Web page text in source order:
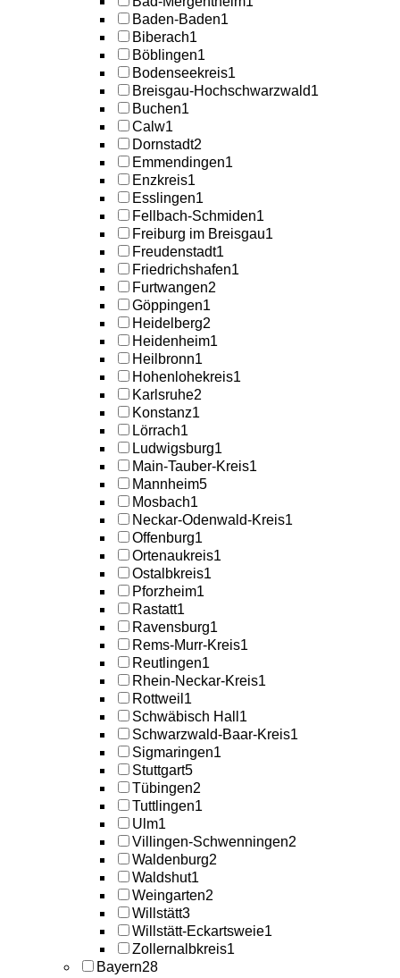
Baden-Baden1
Biberach1
Böblingen1
Bodenseekreis1
Breisgau-Hochschwarzwald1
Buchen1
Calw1
Dornstadt2
Emmendingen1
Enzkreis1
Esslingen1
Fellbach-Schmiden1
Freiburg im Breisgau1
Freudenstadt1
Friedrichshafen1
Furtwangen2
Göppingen1
Heidelberg2
Heidenheim1
Heilbronn1
Hohenlohekreis1
Karlsruhe2
Konstanz1
Lörrach1
Ludwigsburg1
Main-Tauber-Kreis1
Mannheim5
Mosbach1
Neckar-Odenwald-Kreis1
Offenburg1
Ortenaukreis1
Ostalbkreis1
Pforzheim1
Rastatt1
Ravensburg1
Rems-Murr-Kreis1
Reutlingen1
Rhein-Neckar-Kreis1
Rottweil 1
Schwäbisch Hall 1
Schwarzwald-Baar-Kreis1
Sigmaringen1
Stuttgart5
Tübingen2
Tuttlingen1
Ulm1
Villingen-Schwenningen2
Waldenburg2
Waldshut1
Weingarten2
Willstätt3
Willstätt-Eckartsweie1
Zollernalbkreis1
Bayern28